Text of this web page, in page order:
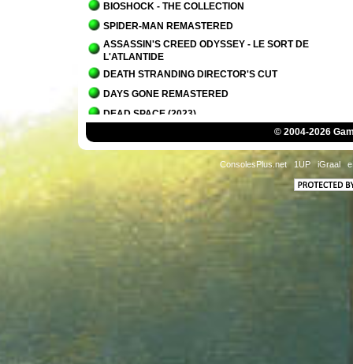
BIOSHOCK - THE COLLECTION
SPIDER-MAN REMASTERED
ASSASSIN'S CREED ODYSSEY - LE SORT DE
L'ATLANTIDE
DEATH STRANDING DIRECTOR'S CUT
DAYS GONE REMASTERED
DEAD SPACE (2023)
PLANET OF LANA
OVERCOOKED! - THE LOST MORSEL
ALAN WAKE 2
ALAN WAKE 2 - LA MAISON DU LAC
SCORN
ALAN WAKE - L'ECRIVAIN
© 2004-2026
ConsolesPlus.net 1UP iGraal